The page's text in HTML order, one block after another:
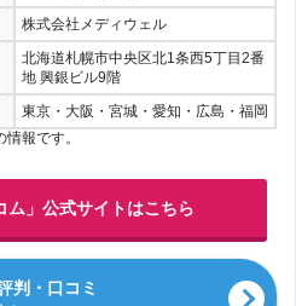
株式会社メディウェル
北海道札幌市中央区北1条西5丁目2番
地 興銀ビル9階
東京・大阪・宮城・愛知・広島・福岡
報です。
ム」公式サイトはこちら
判・口コミ